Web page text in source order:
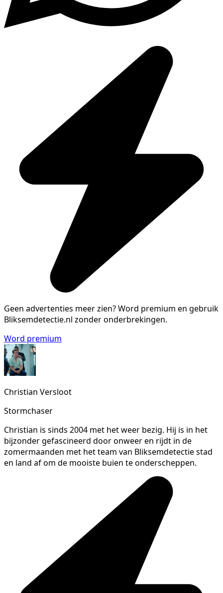
Geen advertenties meer zien?Word premium en gebruik
Bliksemdetectie.nl zonder onderbrekingen.
Word premium
Christian Versloot
Stormchaser
Christian is sinds 2004 met het weer bezig. Hij is in het
bijzonder gefascineerd door onweer en rijdt in de
zomermaanden met het team van Bliksemdetectie stad
en land af om de mooiste buien te onderscheppen.